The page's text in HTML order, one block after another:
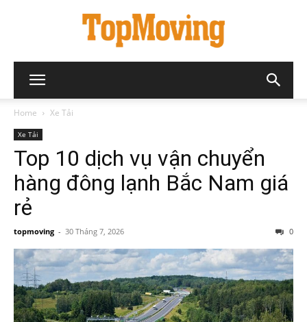
Home Xe Tải
Xe Tải
Top 10 dịch vụ vận chuyển
hàng đông lạnh Bắc Nam giá
rẻ
topmoving - 30 Tháng 7, 2026 0